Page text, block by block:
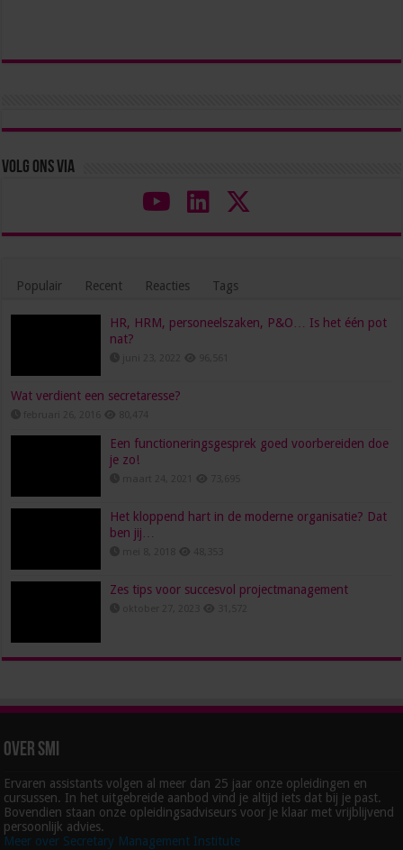
Volg ons via
Populair Recent Reacties Tags
HR, HRM, personeelszaken, P&O… Is het één pot
nat?
Wat verdient een secretaresse?
Een functioneringsgesprek goed voorbereiden doe
je zo!
Het kloppend hart in de moderne organisatie? Dat
ben jij…
Zes tips voor succesvol projectmanagement
Over SMI
Ervaren assistants volgen al meer dan 25 jaar onze opleidingen en
cursussen. In het uitgebreide aanbod vind je altijd iets dat bij je past.
Bovendien staan onze opleidingsadviseurs voor je klaar met vrijblijvend
persoonlijk advies.
Meer over Secretary Management Institute